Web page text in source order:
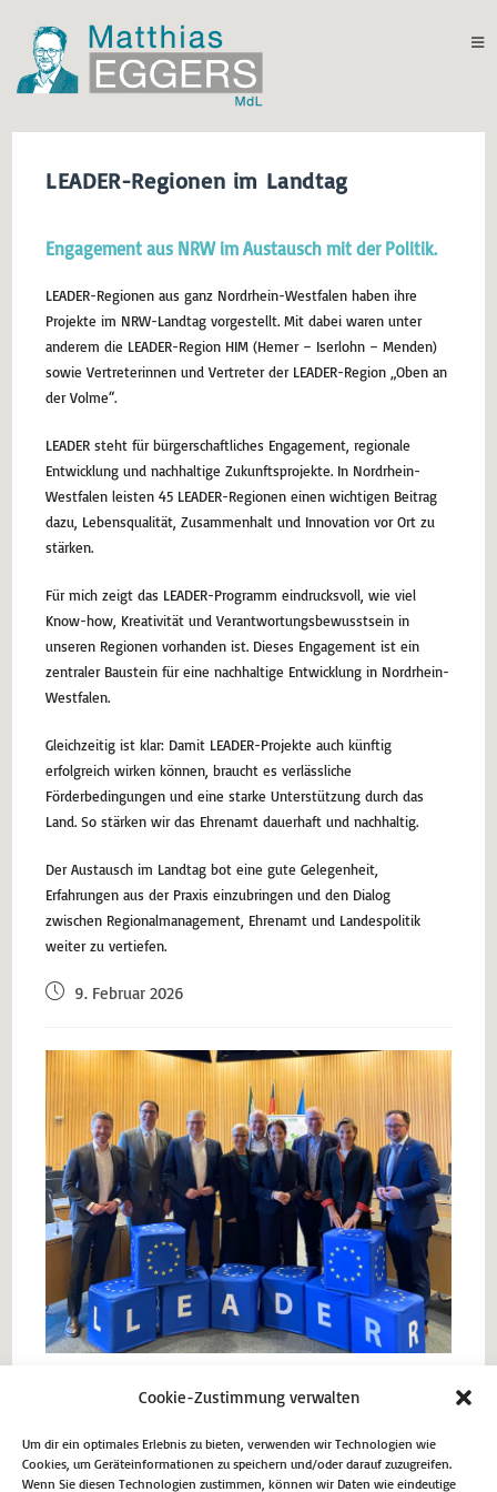
Cookie-Zustimmung verwalten
Um dir ein optimales Erlebnis zu bieten, verwenden wir Technologien wie
Cookies, um Geräteinformationen zu speichern und/oder darauf zuzugreifen.
Wenn Sie diesen Technologien zustimmen, können wir Daten wie eindeutige
LEADER-Regionen im Landtag
Engagement aus NRW im Austausch mit der Politik.
LEADER-Regionen aus ganz Nordrhein-Westfalen haben ihre
Projekte im NRW-Landtag vorgestellt. Mit dabei waren unter
anderem die LEADER-Region HIM (Hemer – Iserlohn – Menden)
sowie Vertreterinnen und Vertreter der LEADER-Region „Oben an
der Volme“.
LEADER steht für bürgerschaftliches Engagement, regionale
Entwicklung und nachhaltige Zukunftsprojekte. In Nordrhein-
Westfalen leisten 45 LEADER-Regionen einen wichtigen Beitrag
dazu, Lebensqualität, Zusammenhalt und Innovation vor Ort zu
stärken.
Für mich zeigt das LEADER-Programm eindrucksvoll, wie viel
Know-how, Kreativität und Verantwortungsbewusstsein in
unseren Regionen vorhanden ist. Dieses Engagement ist ein
zentraler Baustein für eine nachhaltige Entwicklung in Nordrhein-
Westfalen.
Gleichzeitig ist klar: Damit LEADER-Projekte auch künftig
erfolgreich wirken können, braucht es verlässliche
Förderbedingungen und eine starke Unterstützung durch das
Land. So stärken wir das Ehrenamt dauerhaft und nachhaltig.
Der Austausch im Landtag bot eine gute Gelegenheit,
Erfahrungen aus der Praxis einzubringen und den Dialog
zwischen Regionalmanagement, Ehrenamt und Landespolitik
weiter zu vertiefen.
9. Februar 2026
Volker Klüter, Bauamtsleiter Marcus Henninger und